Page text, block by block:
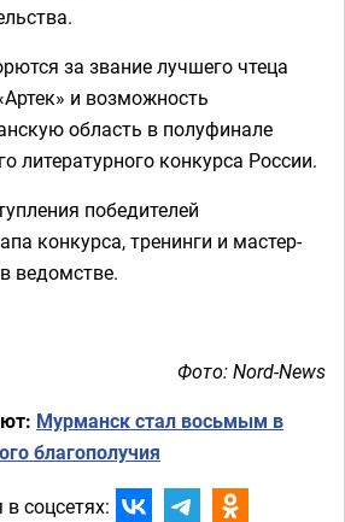
за звание лучшего чтеца
и возможность
область в полуфинале
литературного конкурса России.
победителей
конкурса, тренинги и мастер-
ведомстве.
Фото: Nord-News
Мурманск стал восьмым в
благополучия
соцсетях: